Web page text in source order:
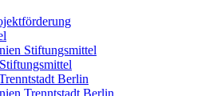
Stiftungsmittel
Berlin
Trenntstadt Berlin